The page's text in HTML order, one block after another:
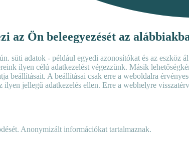
az Ön beleegyezését az
süti adatok - például egyedi azonosítókat és az
ilyen célú adatkezelést végezzünk. Másik
beállításait. A beállításai csak erre a weboldalra
jellegű adatkezelés ellen. Erre a webhelyre
Anonymizált információkat tartalmaznak.